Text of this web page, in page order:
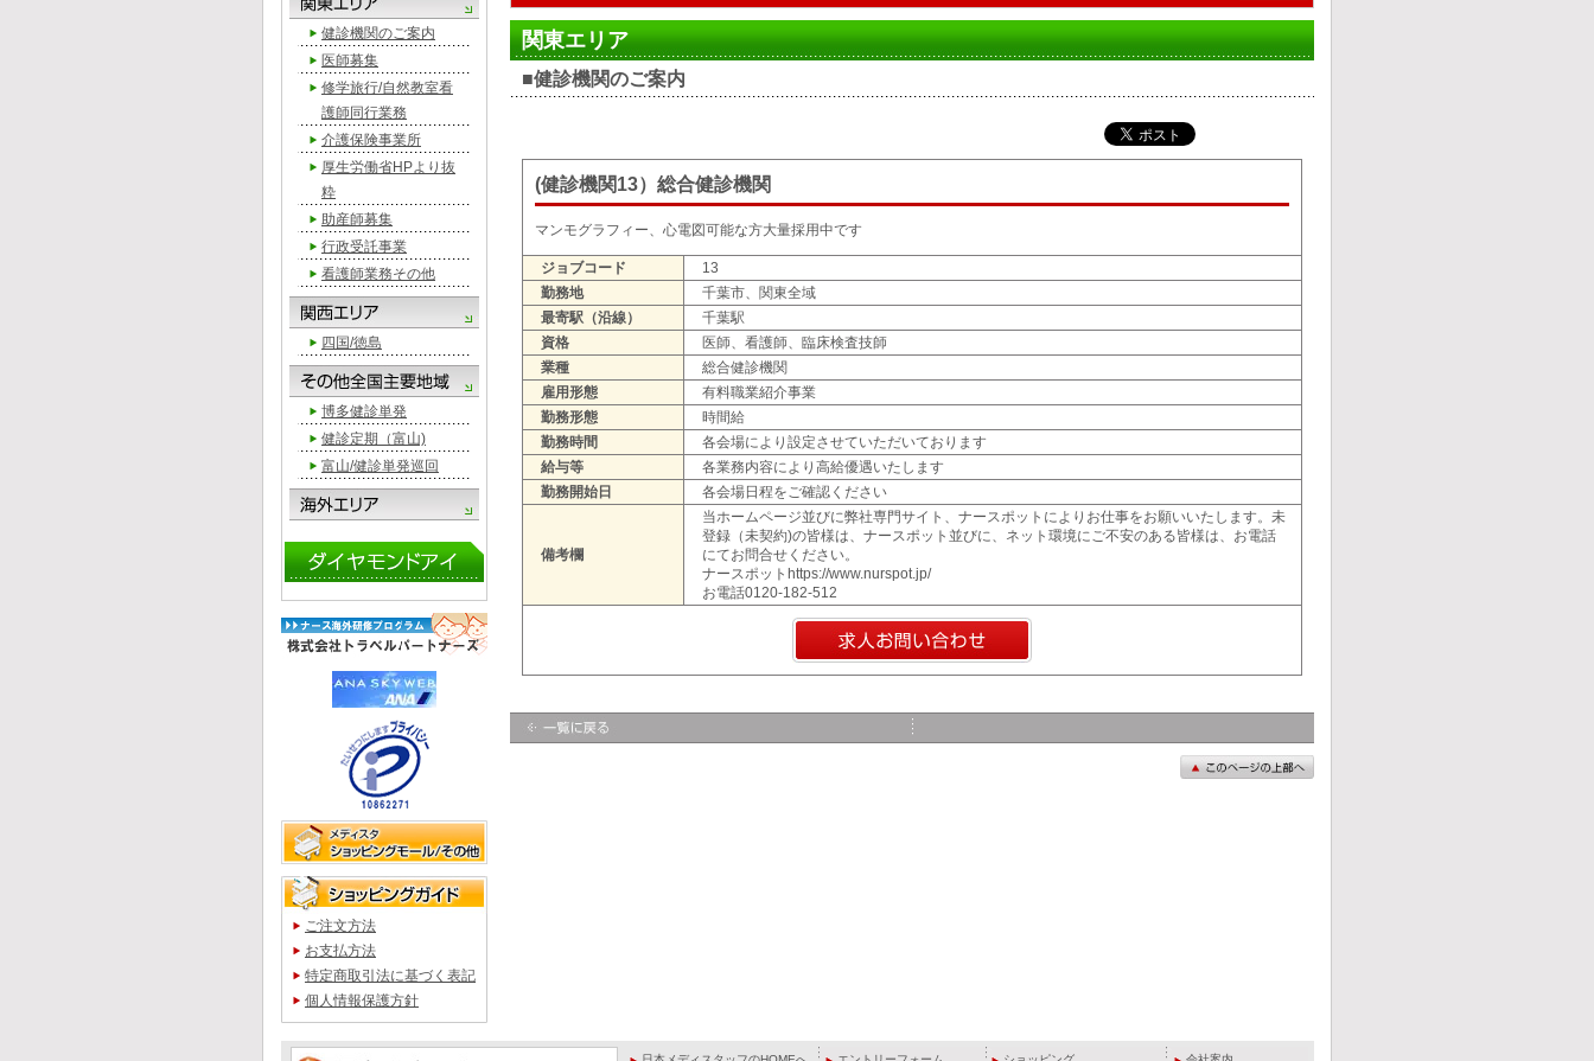
関東エリア
■健診機関のご案内
(健診機関13）総合健診機関
マンモグラフィー、心電図可能な方大量採用中です
ジョブコード
13
勤務地
千葉市、関東全域
最寄駅（沿線）
千葉駅
資格
医師、看護師、臨床検査技師
業種
総合健診機関
雇用形態
有料職業紹介事業
勤務形態
時間給
勤務時間
各会場により設定させていただいております
給与等
各業務内容により高給優遇いたします
勤務開始日
各会場日程をご確認ください
備考欄
当ホームページ並びに弊社専門サイト、ナースポットによりお仕事をお願いいたします。未
登録（未契約)の皆様は、ナースポット並びに、ネット環境にご不安のある皆様は、お電話
にてお問合せください。
ナースポットhttps://www.nurspot.jp/
お電話0120-182-512
健診機関のご案内
医師募集
修学旅行/自然教室看
護師同行業務
介護保険事業所
厚生労働省HPより抜
粋
助産師募集
行政受託事業
看護師業務その他
四国/徳島
博多健診単発
健診定期（富山)
富山/健診単発巡回
ご注文方法
お支払方法
特定商取引法に基づく表記
個人情報保護方針